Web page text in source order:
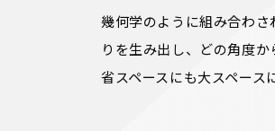
幾何学のように組み合わ
りを生み出し、どの角度か
省スペースにも大スペース